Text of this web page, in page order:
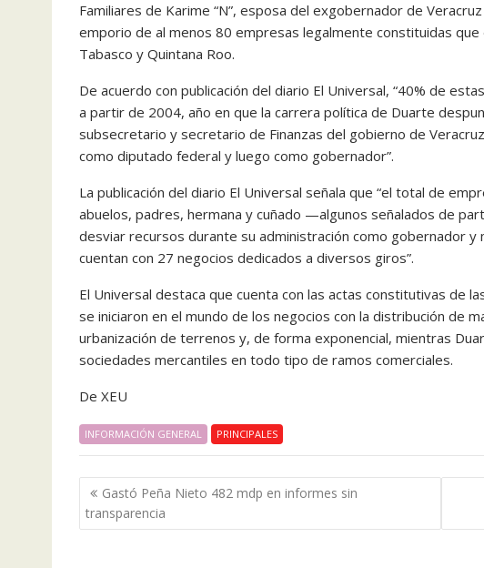
Familiares de Karime “N”, esposa del exgobernador de
emporio de al menos 80 empresas legalmente constituidas
Tabasco y Quintana Roo.
De acuerdo con publicación del diario El Universal, “40% de
a partir de 2004, año en que la carrera política de Duarte
subsecretario y secretario de Finanzas del gobierno de
como diputado federal y luego como gobernador”.
La publicación del diario El Universal señala que “el total de
abuelos, padres, hermana y cuñado —algunos señalados de
desviar recursos durante su administración como gobernador
cuentan con 27 negocios dedicados a diversos giros”.
El Universal destaca que cuenta con las actas constitutivas de
se iniciaron en el mundo de los negocios con la distribución de
urbanización de terrenos y, de forma exponencial, mientras
sociedades mercantiles en todo tipo de ramos comerciales.
De XEU
INFORMACIÓN GENERAL PRINCIPALES
Navegación
de
entradas
Gastó Peña Nieto 482 mdp en informes sin
transparencia